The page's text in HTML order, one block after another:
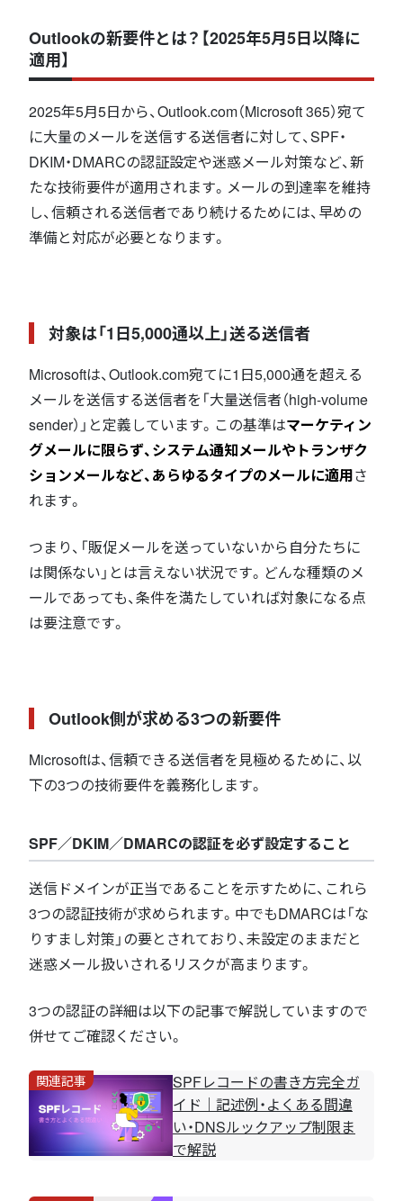
Outlookの新要件とは？【2025年5月5日以降に
適用】
2025年5月5日から、Outlook.com（Microsoft 365）宛て
に大量のメールを送信する送信者に対して、SPF・
DKIM・DMARCの認証設定や迷惑メール対策など、新
たな技術要件が適用されます。メールの到達率を維持
し、信頼される送信者であり続けるためには、早めの
準備と対応が必要となります。
対象は「1日5,000通以上」送る送信者
Microsoftは、Outlook.com宛てに1日5,000通を超える
メールを送信する送信者を「大量送信者（high-volume
sender）」と定義しています。この基準はマーケティン
グメールに限らず、システム通知メールやトランザク
ションメールなど、あらゆるタイプのメールに適用さ
れます。
つまり、「販促メールを送っていないから自分たちに
は関係ない」とは言えない状況です。どんな種類のメ
ールであっても、条件を満たしていれば対象になる点
は要注意です。
Outlook側が求める3つの新要件
Microsoftは、信頼できる送信者を見極めるために、以
下の3つの技術要件を義務化します。
SPF／DKIM／DMARCの認証を必ず設定すること
送信ドメインが正当であることを示すために、これら
3つの認証技術が求められます。中でもDMARCは「な
りすまし対策」の要とされており、未設定のままだと
迷惑メール扱いされるリスクが高まります。
3つの認証の詳細は以下の記事で解説していますので
併せてご確認ください。
関連記事
SPFレコードの書き方完全ガ
イド｜記述例・よくある間違
い・DNSルックアップ制限ま
で解説